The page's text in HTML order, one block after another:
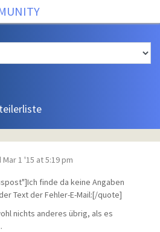
Mar 1 '15 at 5:19 pm
finde da keine Angaben
Text der Fehler-E-Mail:[/quote]
nichts anderes übrig, als es